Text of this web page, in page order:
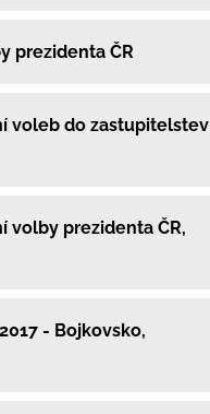
prezidenta ČR
voleb do zastupitelstev
volby prezidenta ČR,
- Bojkovsko,